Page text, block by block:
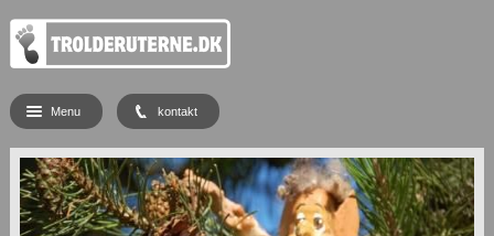
Menu kontakt